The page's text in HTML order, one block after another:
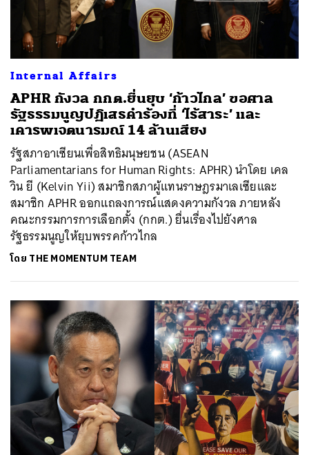
Internal Affairs
APHR กังวล กกต.ยื่นยุบ ‘ก้าวไกล’ ขอศาล
รัฐธรรมนูญปฏิเสธคำร้องที่ ‘ไร้สาระ’ และ
เคารพเจตนารมณ์ 14 ล้านเสียง
รัฐสภาอาเซียนเพื่อสิทธิมนุษยชน (ASEAN
Parliamentarians for Human Rights: APHR) นำโดย เคล
วิน ยี (Kelvin Yii) สมาชิกสภาผู้แทนราษฎรมาเลเซียและ
สมาชิก APHR ออกแถลงการณ์แสดงความกังวล ภายหลัง
คณะกรรมการการเลือกตั้ง (กกต.) ยื่นเรื่องไปยังศาล
รัฐธรรมนูญให้ยุบพรรคก้าวไกล
โดย THE MOMENTUM TEAM